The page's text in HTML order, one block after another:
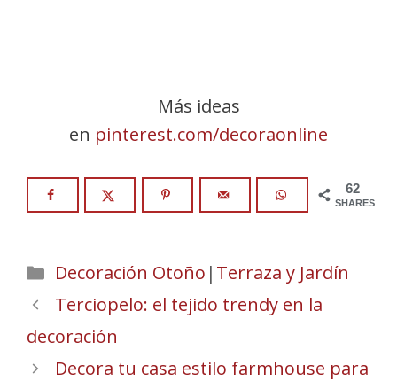
Más ideas
en pinterest.com/decoraonline
62
SHARES
Categories
Decoración Otoño | Terraza y Jardín
Terciopelo: el tejido trendy en la
decoración
Decora tu casa estilo farmhouse para